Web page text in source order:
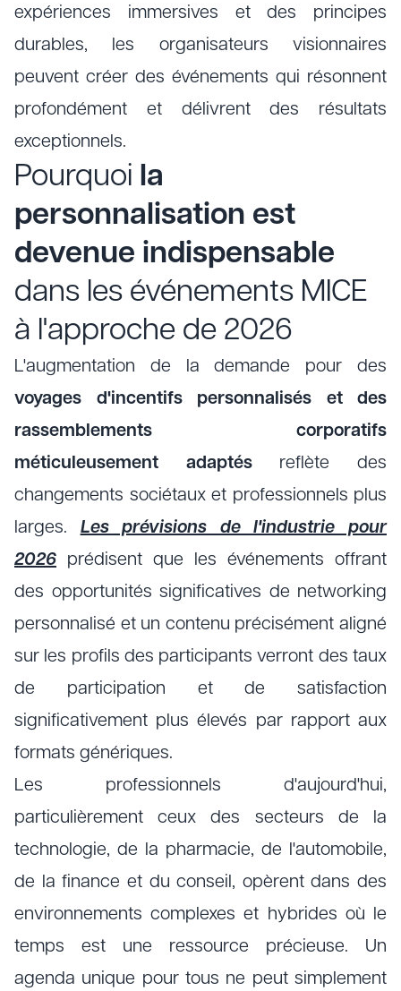
expériences immersives et des principes
durables, les organisateurs visionnaires
peuvent créer des événements qui résonnent
profondément et délivrent des résultats
exceptionnels.
Pourquoi la
personnalisation est
devenue indispensable
dans les événements MICE
à l'approche de 2026
L'augmentation de la demande pour des
voyages d'incentifs personnalisés et des
rassemblements corporatifs
méticuleusement adaptésreflète des
changements sociétaux et professionnels plus
larges. Les prévisions de l'industrie pour
2026 prédisent que les événements offrant
des opportunités significatives de networking
personnalisé et un contenu précisément aligné
sur les profils des participants verront des taux
de participation et de satisfaction
significativement plus élevés par rapport aux
formats génériques.
Les professionnels d'aujourd'hui,
particulièrement ceux des secteurs de la
technologie, de la pharmacie, de l'automobile,
de la finance et du conseil, opèrent dans des
environnements complexes et hybrides où le
temps est une ressource précieuse. Un
agenda unique pour tous ne peut simplement